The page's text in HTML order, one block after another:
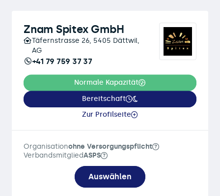
Znam Spitex GmbH
Täfernstrasse 26, 5405 Dättwil,
AG
+41 79 759 37 37
Normale Kapazität
Bereitschaft
Zur Profilseite
Organisationohne Versorgungspflicht
VerbandsmitgliedASPS
Auswählen